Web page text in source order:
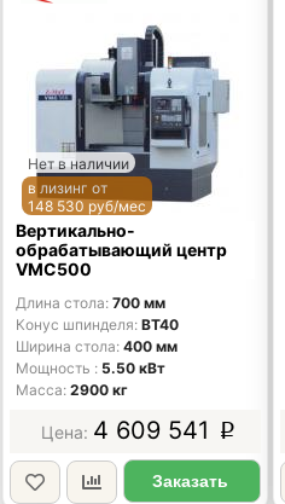
Нет в наличии
в лизинг от
148 530 руб/мес
Вертикально-
обрабатывающий центр
VMC500
Длина стола 700 мм
Конус шпинделя BT40
Ширина стола 400 мм
Мощность
5.50 кВт
Масса 2900 кг
4 609 541 p
Заказать